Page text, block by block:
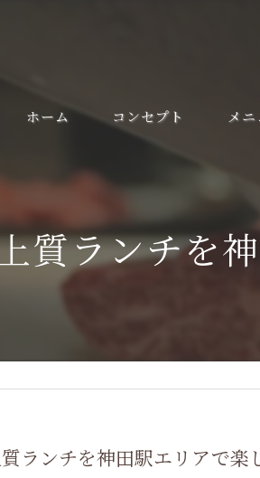
ホーム コンセプト メ
質ランチを
ランチを神田駅エリアで楽